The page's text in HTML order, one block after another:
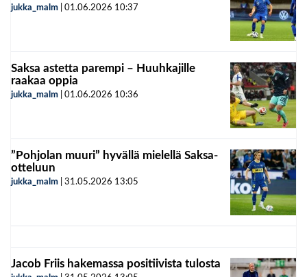
jukka_malm 01.06.2026 10:37
Saksa astetta parempi – Huuhkajille
raakaa oppia
jukka_malm 01.06.2026 10:36
”Pohjolan muuri” hyvällä mielellä Saksa-
otteluun
jukka_malm 31.05.2026 13:05
Jacob Friis hakemassa positiivista tulosta